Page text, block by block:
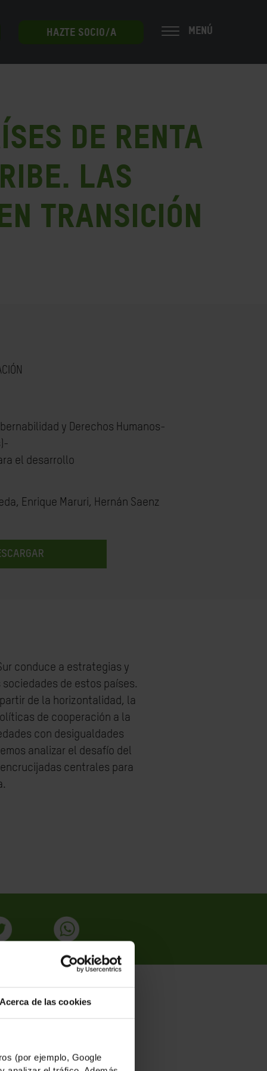
Acerca de las cookies
(por ejemplo, Google
HAZTE SOCIO/A MENÚ
de Renta
Las
Transición
y Derechos Humanos-
el desarrollo
Enrique Maruri, Hernán Saenz
conduce a estrategias y
de estos países.
de la horizontalidad, la
de cooperación a la
con desigualdades
analizar el desafío del
centrales para